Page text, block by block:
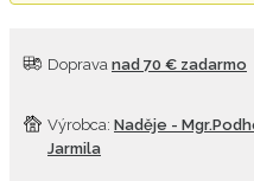
Doprava nad 70 € zadarmo
Výrobca: Naděje -
Jarmila